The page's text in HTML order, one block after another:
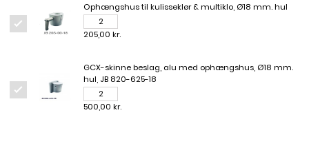
Ophængshus til kulisseklør & multiklo, Ø18 mm. hul
205,00 kr.
GCX-skinne beslag, alu med ophængshus, Ø18 mm.
hul, JB 820-625-18
500,00 kr.